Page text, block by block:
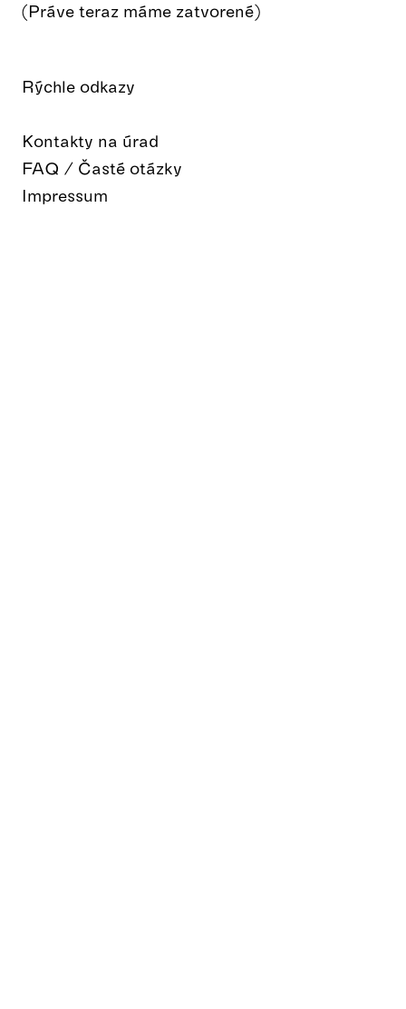
Rýchle odkazy
Kontakty na úrad
FAQ / Časté otázky
Impressum
(Práve teraz máme zatvorené)